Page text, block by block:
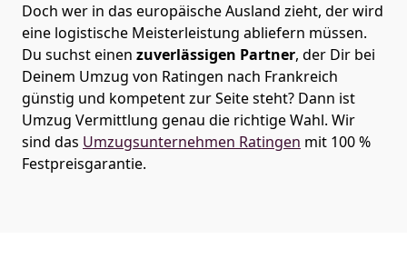
Doch wer in das europäische Ausland zieht, der wird
eine logistische Meisterleistung abliefern müssen.
Du suchst einen zuverlässigen Partner, der Dir bei
Deinem Umzug von Ratingen nach Frankreich
günstig und kompetent zur Seite steht? Dann ist
Umzug Vermittlung genau die richtige Wahl. Wir
sind das Umzugsunternehmen Ratingen mit 100 %
Festpreisgarantie.